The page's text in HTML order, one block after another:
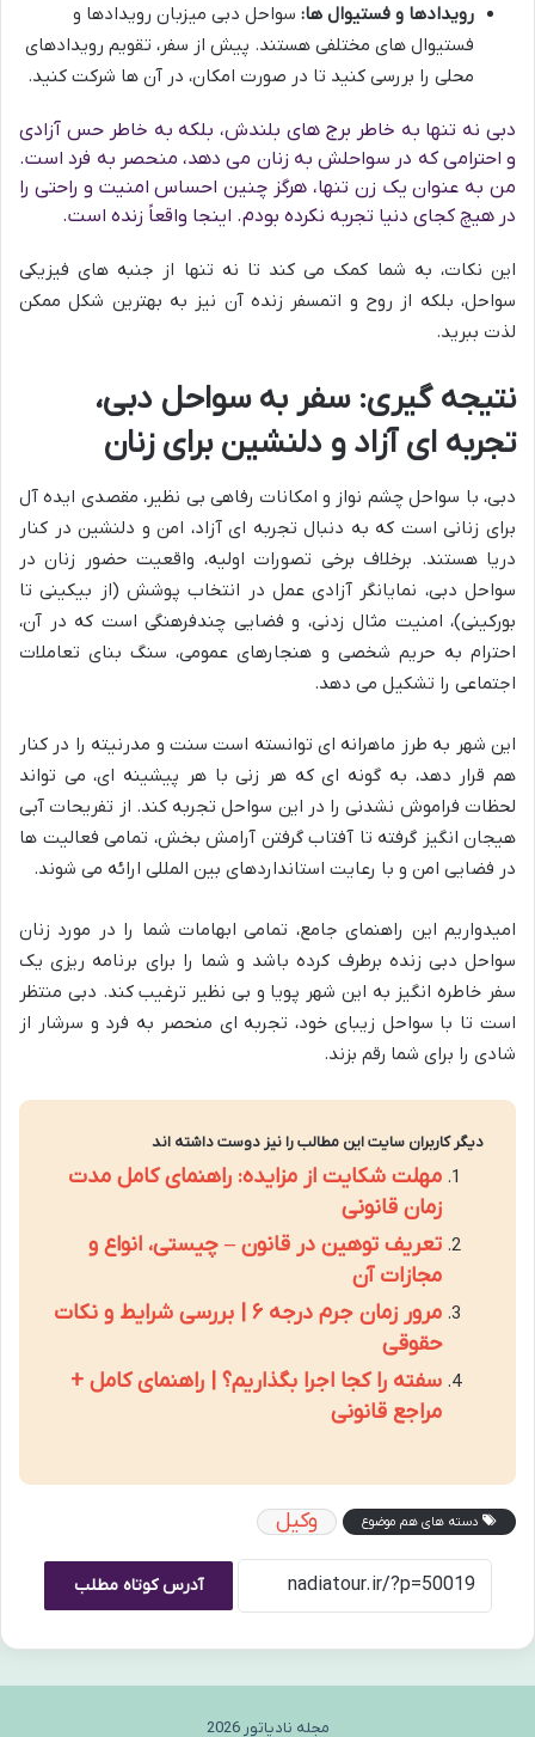
رویدادها و فستیوال ها: سواحل دبی میزبان رویدادها و
فستیوال های مختلفی هستند. پیش از سفر، تقویم رویدادهای
محلی را بررسی کنید تا در صورت امکان، در آن ها شرکت کنید.
دبی نه تنها به خاطر برج های بلندش، بلکه به خاطر حس آزادی
و احترامی که در سواحلش به زنان می دهد، منحصر به فرد است.
من به عنوان یک زن تنها، هرگز چنین احساس امنیت و راحتی را
در هیچ کجای دنیا تجربه نکرده بودم. اینجا واقعاً زنده است.
این نکات، به شما کمک می کند تا نه تنها از جنبه های فیزیکی
سواحل، بلکه از روح و اتمسفر زنده آن نیز به بهترین شکل ممکن
لذت ببرید.
نتیجه گیری: سفر به سواحل دبی،
تجربه ای آزاد و دلنشین برای زنان
دبی، با سواحل چشم نواز و امکانات رفاهی بی نظیر، مقصدی ایده آل
برای زنانی است که به دنبال تجربه ای آزاد، امن و دلنشین در کنار
دریا هستند. برخلاف برخی تصورات اولیه، واقعیت حضور زنان در
سواحل دبی، نمایانگر آزادی عمل در انتخاب پوشش (از بیکینی تا
بورکینی)، امنیت مثال زدنی، و فضایی چندفرهنگی است که در آن،
احترام به حریم شخصی و هنجارهای عمومی، سنگ بنای تعاملات
اجتماعی را تشکیل می دهد.
این شهر به طرز ماهرانه ای توانسته است سنت و مدرنیته را در کنار
هم قرار دهد، به گونه ای که هر زنی با هر پیشینه ای، می تواند
لحظات فراموش نشدنی را در این سواحل تجربه کند. از تفریحات آبی
هیجان انگیز گرفته تا آفتاب گرفتن آرامش بخش، تمامی فعالیت ها
در فضایی امن و با رعایت استانداردهای بین المللی ارائه می شوند.
امیدواریم این راهنمای جامع، تمامی ابهامات شما را در مورد زنان
سواحل دبی زنده برطرف کرده باشد و شما را برای برنامه ریزی یک
سفر خاطره انگیز به این شهر پویا و بی نظیر ترغیب کند. دبی منتظر
است تا با سواحل زیبای خود، تجربه ای منحصر به فرد و سرشار از
شادی را برای شما رقم بزند.
دیگر کاربران سایت این مطالب را نیز دوست داشته اند
مهلت شکایت از مزایده: راهنمای کامل مدت
زمان قانونی
تعریف توهین در قانون – چیستی، انواع و
مجازات آن
مرور زمان جرم درجه ۶ | بررسی شرایط و نکات
حقوقی
سفته را کجا اجرا بگذاریم؟ | راهنمای کامل +
مراجع قانونی
دسته های هم موضوع وکیل
آدرس کوتاه مطلب
مجله نادیاتور 2026